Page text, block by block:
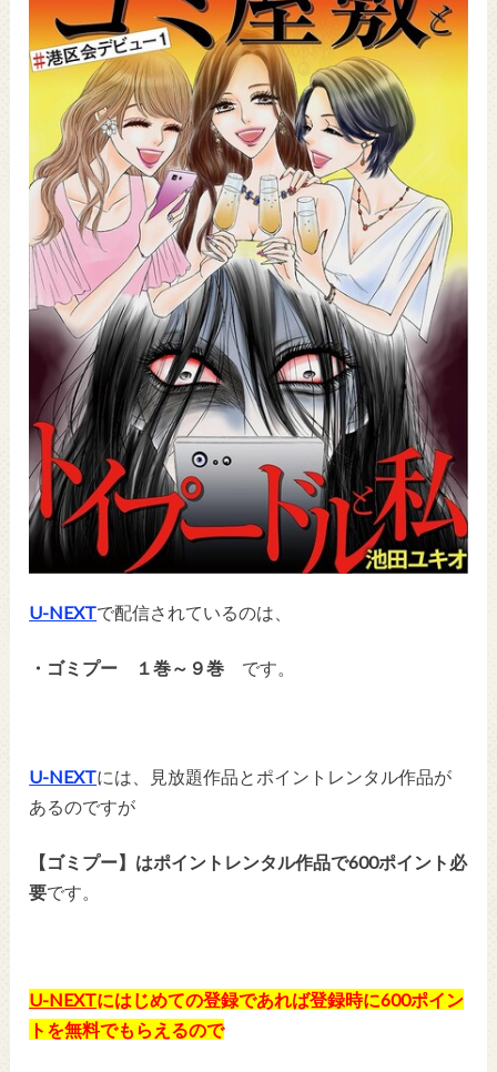
U-NEXTで配信されているのは、
・ゴミプー １巻～９巻 です。
U-NEXTには、見放題作品とポイントレンタル作品が
あるのですが
【ゴミプー】はポイントレンタル作品で600ポイント必
要です。
U-NEXTにはじめての登録であれば登録時に600ポイン
トを無料でもらえるので